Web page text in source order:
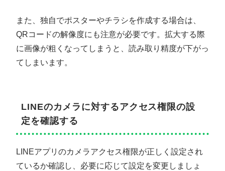
また、独自でポスターやチラシを作成する場合は、
QRコードの解像度にも注意が必要です。拡大する際
に画像が粗くなってしまうと、読み取り精度が下がっ
てしまいます。
LINEのカメラに対するアクセス権限の設
定を確認する
LINEアプリのカメラアクセス権限が正しく設定され
ているか確認し、必要に応じて設定を変更しましょ